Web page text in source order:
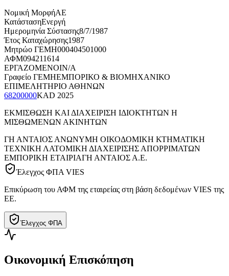
Νομική ΜορφήΑΕ
ΚατάστασηΕνεργή
Ημερομηνία Σύστασης8/7/1987
Έτος Καταχώρησης1987
Μητρώο ΓΕΜΗ000404501000
ΑΦΜ094211614
ΕΡΓΑΖΟΜΕΝΟΙN/A
Γραφείο ΓΕΜΗΕΜΠΟΡΙΚΟ & ΒΙΟΜΗΧΑΝΙΚΟ
ΕΠΙΜΕΛΗΤΗΡΙΟ ΑΘΗΝΩΝ
68200000KAD 2025
ΕΚΜΙΣΘΩΣΗ ΚΑΙ ΔΙΑΧΕΙΡΙΣΗ ΙΔΙΟΚΤΗΤΩΝ Η
ΜΙΣΘΩΜΕΝΩΝ ΑΚΙΝΗΤΩΝ
ΓΗ ΑΝΤΑΙΟΣ ΑΝΩΝΥΜΗ ΟΙΚΟΔΟΜΙΚΗ ΚΤΗΜΑΤΙΚΗ
ΤΕΧΝΙΚΗ ΛΑΤΟΜΙΚΗ ΔΙΑΧΕΙΡΙΣΗΣ ΑΠΟΡΡΙΜΑΤΩΝ
ΕΜΠΟΡΙΚΗ ΕΤΑΙΡΙΑΓΗ ΑΝΤΑΙΟΣ Α.Ε.
Έλεγχος ΦΠΑ VIES
Επικύρωση του ΑΦΜ της εταιρείας στη βάση δεδομένων VIES της
ΕΕ.
Έλεγχος ΦΠΑ
Οικονομική Επισκόπηση